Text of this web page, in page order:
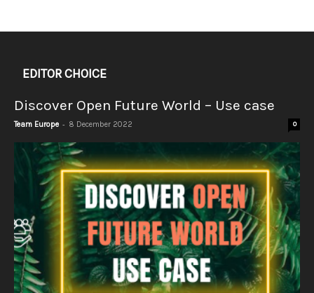
EDITOR CHOICE
Discover Open Future World – Use case
Team Europe - 8 December 2022 0